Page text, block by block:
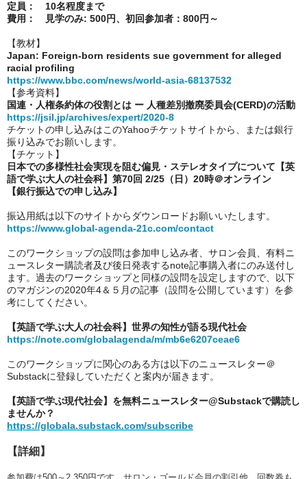
定員： 10名程度まで
費用： 見学のみ: 500円、初回参加者：800円～
【教材】
Japan: Foreign-born residents sue government for alleged
racial profiling
https://www.bbc.com/news/world-asia-68137532
【参考資料】
国連・人権条約体の役割とは ー 人種差別撤廃委員会(CERD)の活動
https://jsil.jp/archives/expert/2020-8
チケットの申し込みはこのYahooチケットサイトから、または銀行
振り込みでお願いします。
【チケット】
日本での多様性社会実現を阻む偏見・ステレオタイプについて【英
語で学ぶ大人の社会科】第70回 2/25（日）20時＠オンライン
【銀行振込での申し込み】
振込用紙は以下のサイトからダウンロードお願いいたします。
https://www.global-agenda-21c.com/contact
このワークショップの設問は参加申し込み者、サロン会員、有料ニ
ュースレター購読者及び後日発表するnote記事購入者にのみ送付し
ます。過去のワークショップと同様の設問を設定しますので、以下
のマガジンの2020年4＆５月の記事（設問を公開しています）を参
考にしてください。
【英語で学ぶ大人の社会科】世界の知性が語る現代社会
https://note.com/globalagenda/m/mb6e6207ceae6
このワークショップに関心のある方は以下のニュースレター＠
Substackに登録していただくと案内が届きます。
【英語で学ぶ現代社会】を無料ニュースレター@Substackで購読し
ませんか？
https://globala.substack.com/subscribe
【詳細】